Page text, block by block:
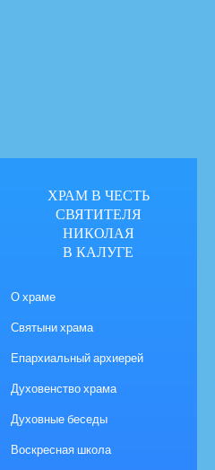
ХРАМ В ЧЕСТЬ
СВЯТИТЕЛЯ
НИКОЛАЯ
В КАЛУГЕ
О храме
Святыни храма
Епархиальный архиерей
Духовенство храма
Духовные беседы
Воскресная школа